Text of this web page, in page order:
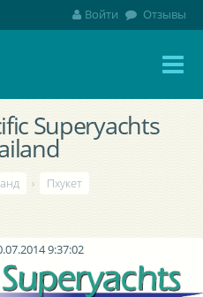
Superyachts
›
Пхукет
9:37:02
Войти Отзывы